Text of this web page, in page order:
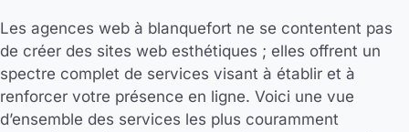
Les agences web à blanquefort ne se contentent pas
de créer des sites web esthétiques ; elles offrent un
spectre complet de services visant à établir et à
renforcer votre présence en ligne. Voici une vue
d’ensemble des services les plus couramment